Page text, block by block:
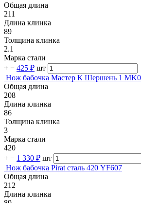
Общая длина
211
Длина клинка
89
Толщина клинка
2.1
Марка стали
+ − 425 ₽ шт
Нож бабочка Мастер К Шершень 1
Общая длина
208
Длина клинка
86
Толщина клинка
3
Марка стали
420
+ − 1 330 ₽ шт
Нож бабочка Pirat сталь 420 YF607
Общая длина
212
Длина клинка